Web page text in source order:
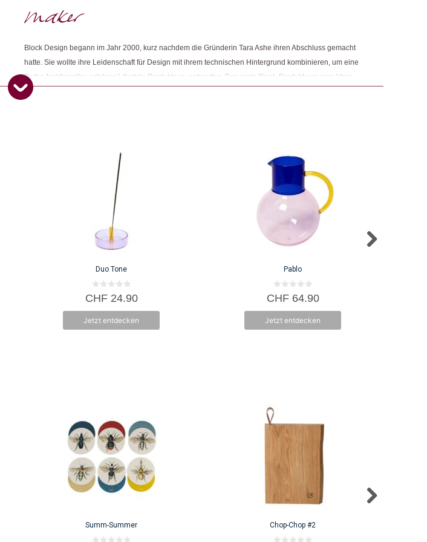
Dieses Produkt weiterempfehlen:
Block Design begann im Jahr 2000, kurz nachdem die Gründerin Tara Ashe ihren Abschluss gemacht
hatte. Sie wollte ihre Leidenschaft für Design mit ihrem technischen Hintergrund kombinieren, um eine
Reihe funktioneller, schöner Lifestyle-Produkte zu entwerfen. Das erste Block-Produkt war eine Vase.
Seitdem wurde die Kollektion um Schreibtisch-Accessoires, Schmuck und weitere Haushaltswaren
Duo Tone
0
v
5
CHF24.90
Jetzt entdecken
Pablo
0
v
5
CHF64.90
Jetzt entdecken
Summ-Summer Chop-Chop #2